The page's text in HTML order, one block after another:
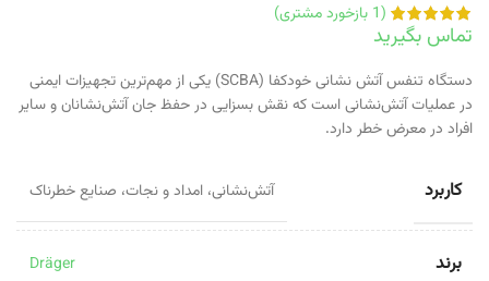
(
1 بازخورد مشتری)
تماس بگیرید
دستگاه تنفس آتش نشانی خودکفا (SCBA) یکی از مهم‌ترین تجهیزات ایمنی
در عملیات آتش‌نشانی است که نقش بسزایی در حفظ جان آتش‌نشانان و سایر
افراد در معرض خطر دارد.
کاربرد آتش‌نشانی، امداد و نجات، صنایع خطرناک
برند Dräger